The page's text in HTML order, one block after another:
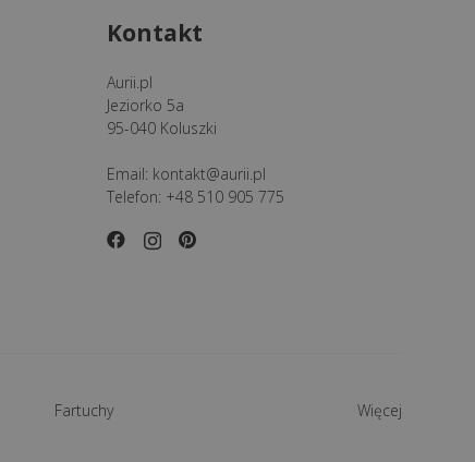
Kontakt
Aurii.pl
Jeziorko 5a
95-040 Koluszki
Email: kontakt@aurii.pl
Telefon: +48 510 905 775
Fartuchy Więcej